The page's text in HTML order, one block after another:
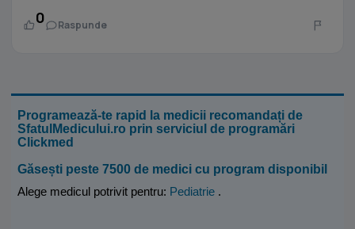
0 Raspunde
Programează-te rapid la medicii recomandați de
SfatulMedicului.ro prin serviciul de programări
Clickmed
Găsești peste 7500 de medici cu program disponibil
Alege medicul potrivit pentru: Pediatrie .